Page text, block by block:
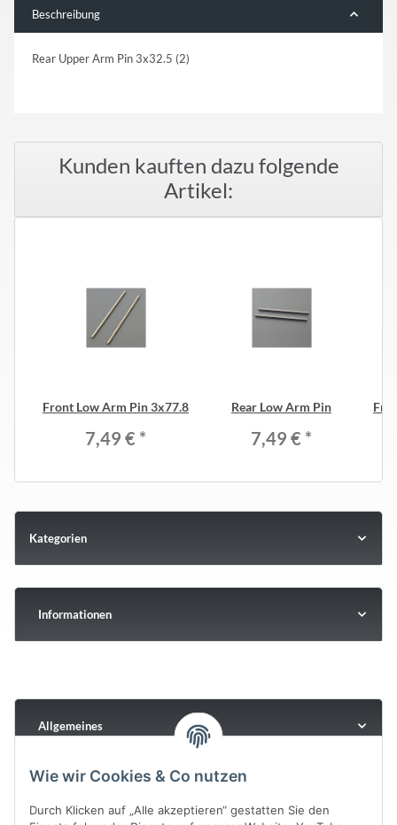
Beschreibung
Rear Upper Arm Pin 3x32.5 (2)
Kunden kauften dazu folgende
Artikel:
Front Low Arm Pin 3x77.8
7,49 € *
Rear Low Arm Pin
7,49 € *
Kategorien
Informationen
Allgemeines
Wie wir Cookies & Co nutzen
Durch Klicken auf „Alle akzeptieren“ gestatten Sie den